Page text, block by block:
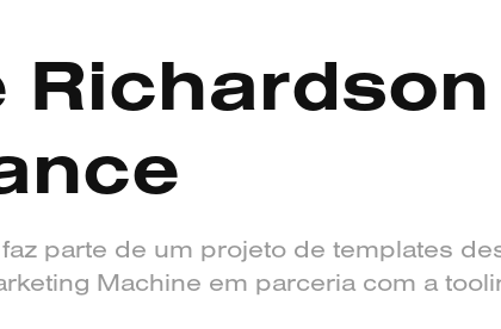
Richardson
parte de um projeto de templates
Machine em parceria com a